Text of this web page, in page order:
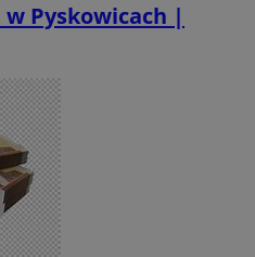
Pyskowicach |